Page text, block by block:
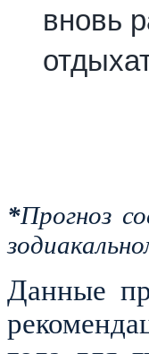
вновь
*Прогноз
Данные